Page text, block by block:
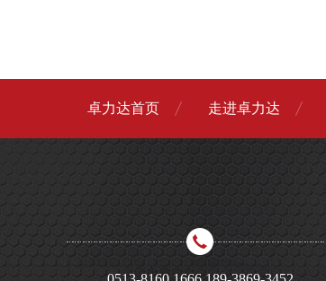
卓力达首页 走进卓力达